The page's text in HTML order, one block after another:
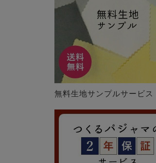
無料生地サンプルサービス